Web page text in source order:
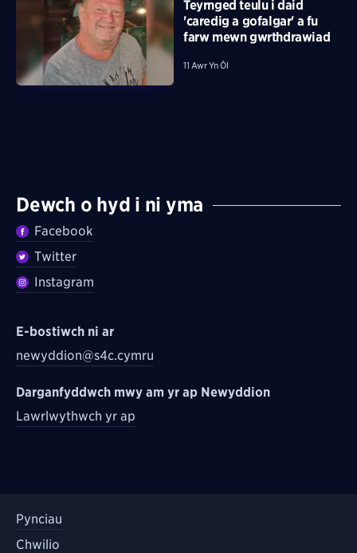
Teyrnged teulu i daid
'caredig a gofalgar' a fu
farw mewn gwrthdrawiad
11 Awr Yn Ôl
Dewch o hyd i ni yma
Facebook
Twitter
Instagram
E-bostiwch ni ar
newyddion@s4c.cymru
Darganfyddwch mwy am yr ap Newyddion
Lawrlwythwch yr ap
Pynciau
Chwilio